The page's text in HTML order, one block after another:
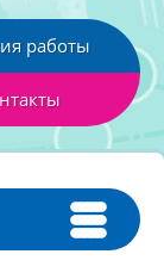
работы